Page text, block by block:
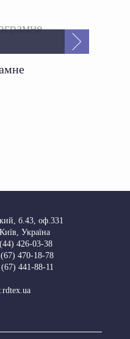
б.43, оф.331
Україна
426-03-38
470-18-78
441-88-11